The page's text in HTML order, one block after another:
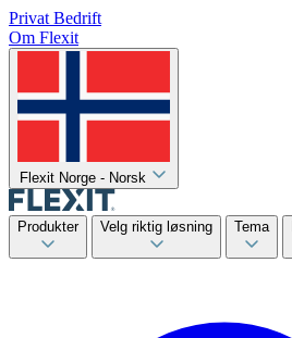
Privat Bedrift
Om Flexit
Flexit Norge - Norsk
Produkter Velg riktig løsning Tema